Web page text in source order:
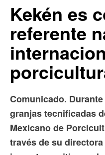
Kekén es
referente
Comunicado.
granjas tecnificadas
Mexicano de
través de su